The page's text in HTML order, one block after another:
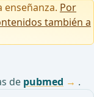
Por
también a
de pubmed .